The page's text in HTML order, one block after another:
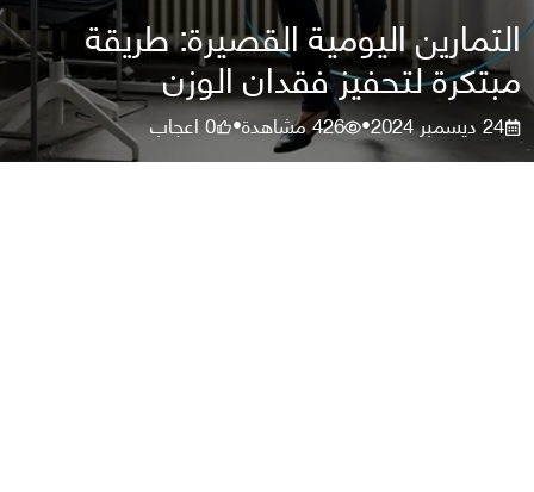
التمارين اليومية القصيرة: طريقة
مبتكرة لتحفيز فقدان الوزن
24 ديسمبر 2024 •
426مشاهدة•
0اعجاب